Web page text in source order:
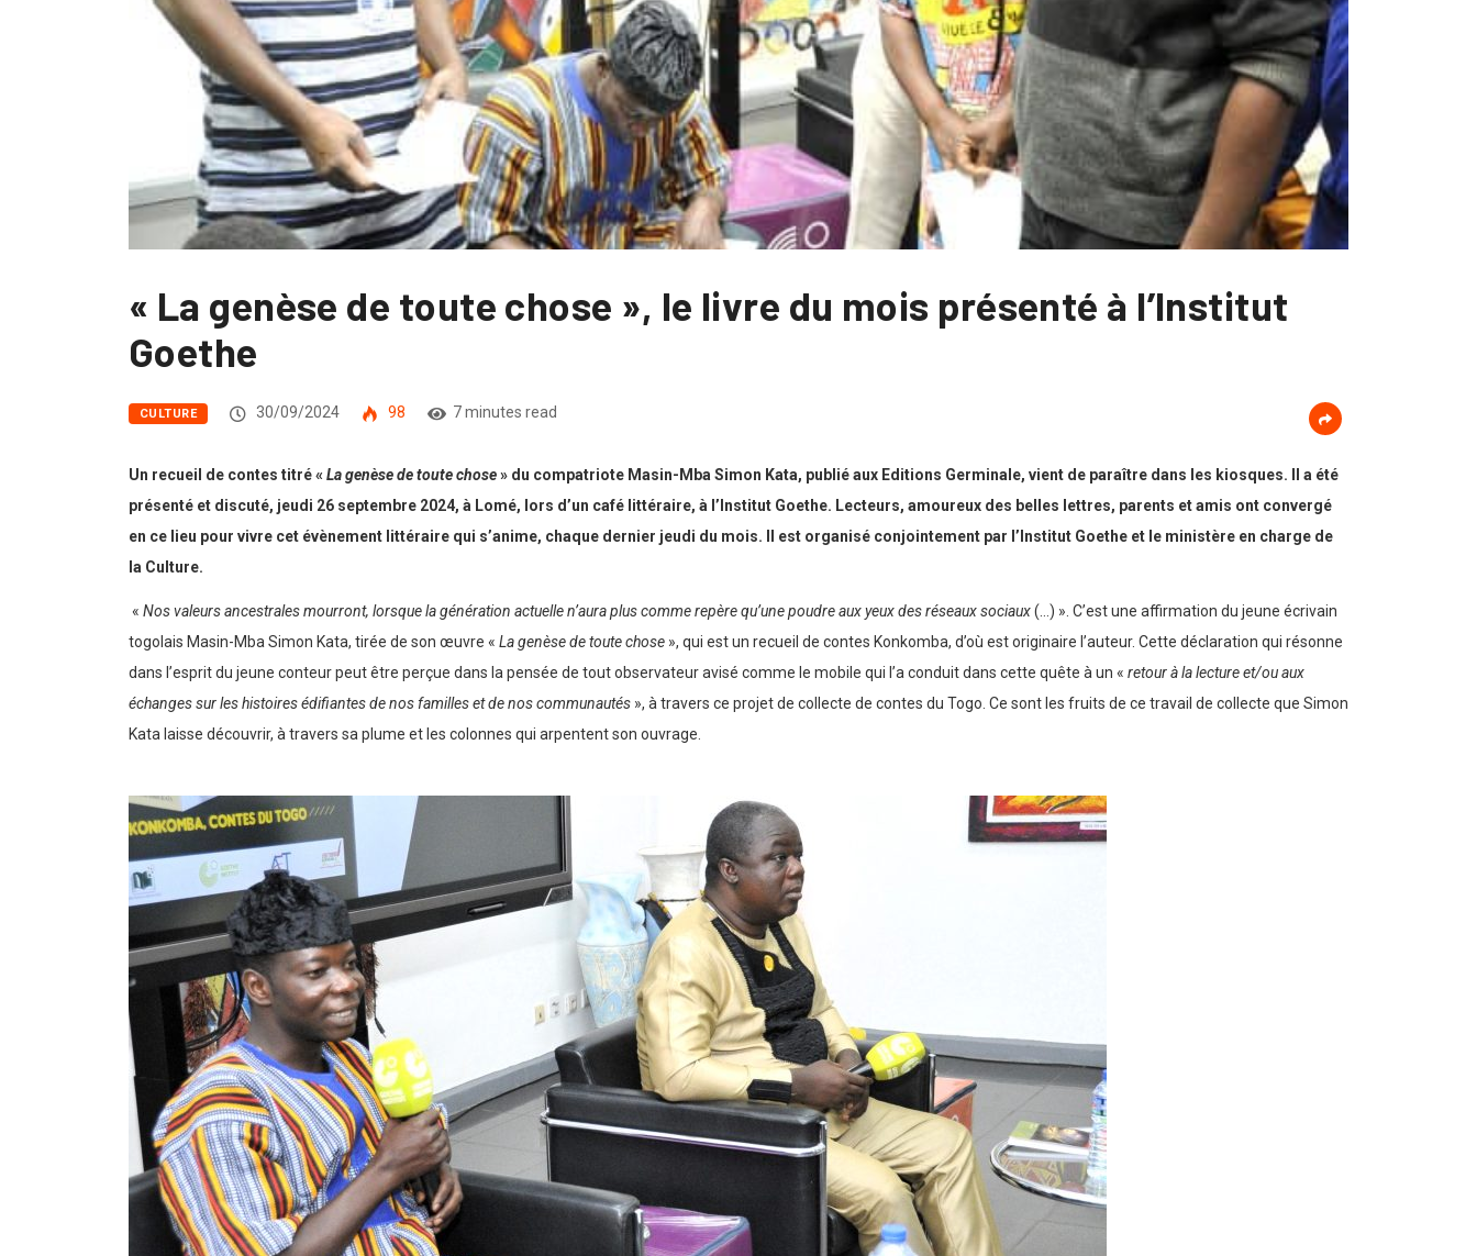
« La genèse de toute chose », le livre du mois présenté à l’Institut
Goethe
CULTURE 30/09/2024 98 7 minutes read
Un recueil de contes titré «La genèse de toute chose» du compatriote Masin-Mba Simon Kata, publié aux Editions Germinale, vient de paraître dans les kiosques. Il a été
présenté et discuté, jeudi 26 septembre 2024, à Lomé, lors d’un café littéraire, à l’Institut Goethe. Lecteurs, amoureux des belles lettres, parents et amis ont convergé
en ce lieu pour vivre cet évènement littéraire qui s’anime, chaque dernier jeudi du mois. Il est organisé conjointement par l’Institut Goethe et le ministère en charge de
la Culture.
« Nos valeurs ancestrales mourront, lorsque la génération actuelle n’aura plus comme repère qu’une poudre aux yeux des réseaux sociaux(…) ». C’est une affirmation du jeune écrivain
togolais Masin-Mba Simon Kata, tirée de son œuvre « La genèse de toute chose », qui est un recueil de contes Konkomba, d’où est originaire l’auteur. Cette déclaration qui résonne
dans l’esprit du jeune conteur peut être perçue dans la pensée de tout observateur avisé comme le mobile qui l’a conduit dans cette quête à un « retour à la lecture et/ou aux
échanges sur les histoires édifiantes de nos familles et de nos communautés », à travers ce projet de collecte de contes du Togo. Ce sont les fruits de ce travail de collecte que Simon
Kata laisse découvrir, à travers sa plume et les colonnes qui arpentent son ouvrage.